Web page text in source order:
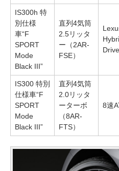
IS300h 特
別仕様
車“F
SPORT
Mode
Black III”
直列4気筒
2.5リッタ
ー（2AR-
FSE）
Drive
IS300 特別
仕様車“F
SPORT
Mode
Black III”
直列4気筒
2.0リッタ
ーターボ
（8AR-
FTS）
8速